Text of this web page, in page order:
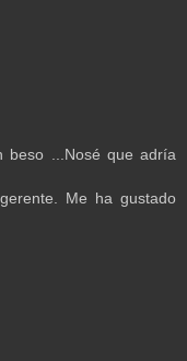
beso ...Nosé que adría
Me ha gustado